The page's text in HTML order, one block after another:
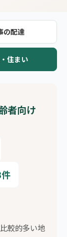
の配達
住まい
者向け
較的多い地